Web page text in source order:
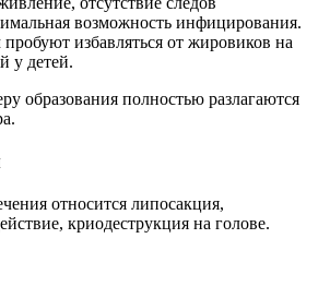
возможность инфицирования.
избавляться от жировиков на
у детей.
образования полностью разлагаются
относится липосакция,
криодеструкция на голове.